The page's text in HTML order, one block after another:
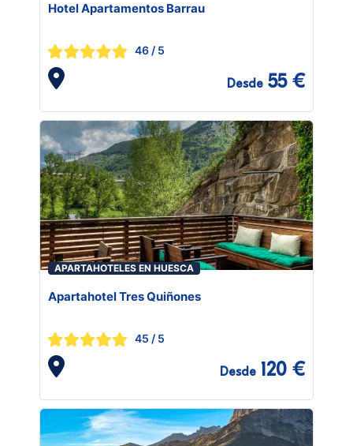
Hotel Apartamentos Barrau
46 / 5
Desde 55 €
APARTAHOTELES EN HUESCA
Apartahotel Tres Quiñones
45 / 5
Desde 120 €